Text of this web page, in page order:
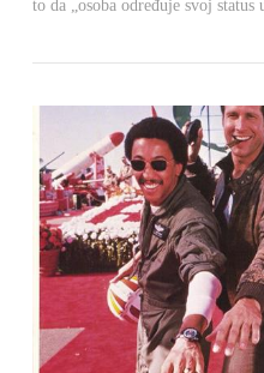
to da „osoba određuje svoj status